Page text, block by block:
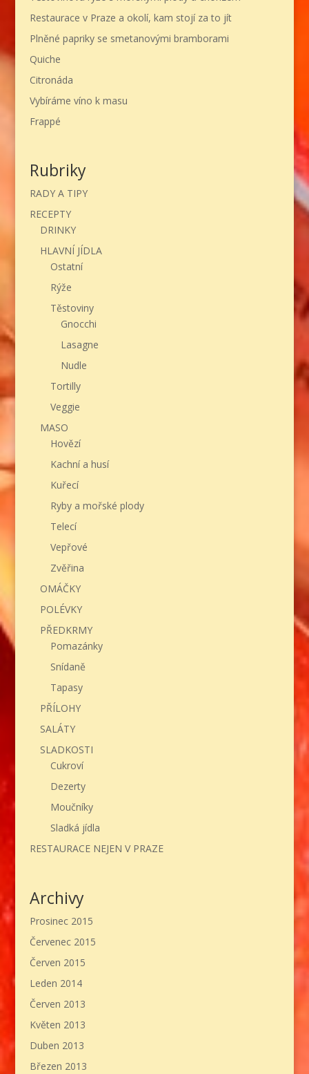
Restaurace v Praze a okolí, kam stojí za to jít
Plněné papriky se smetanovými bramborami
Quiche
Citronáda
Vybíráme víno k masu
Frappé
Rubriky
RADY A TIPY
RECEPTY
DRINKY
HLAVNÍ JÍDLA
Ostatní
Rýže
Těstoviny
Gnocchi
Lasagne
Nudle
Tortilly
Veggie
MASO
Hovězí
Kachní a husí
Kuřecí
Ryby a mořské plody
Telecí
Vepřové
Zvěřina
OMÁČKY
POLÉVKY
PŘEDKRMY
Pomazánky
Snídaně
Tapasy
PŘÍLOHY
SALÁTY
SLADKOSTI
Cukroví
Dezerty
Moučníky
Sladká jídla
RESTAURACE NEJEN V PRAZE
Archivy
Prosinec 2015
Červenec 2015
Červen 2015
Leden 2014
Červen 2013
Květen 2013
Duben 2013
Březen 2013